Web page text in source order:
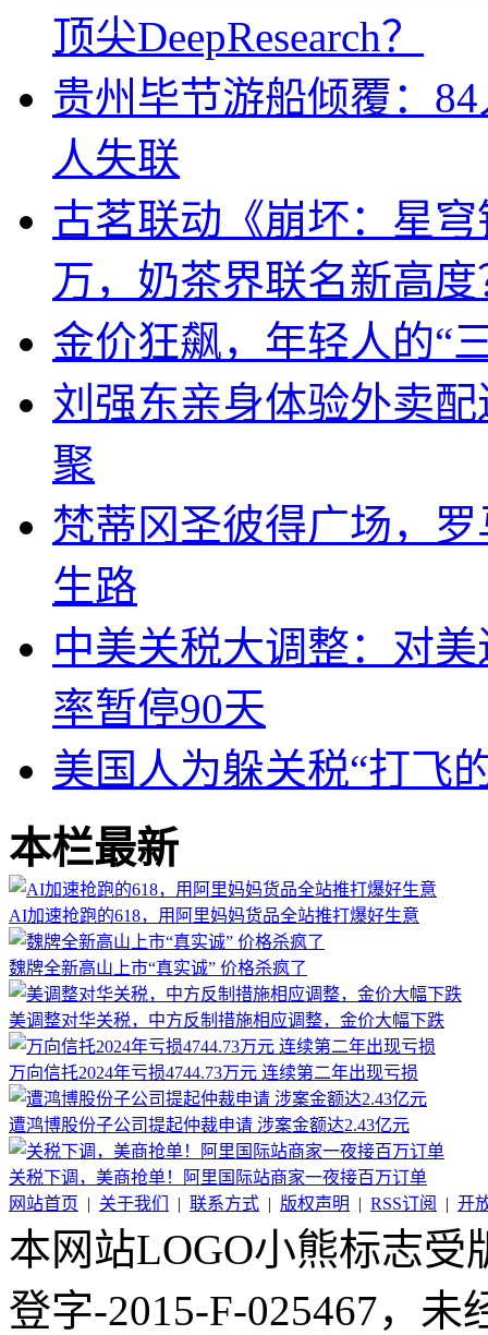
顶尖DeepResearch？
贵州毕节游船倾覆：
人失联
古茗联动《崩坏：星
万，奶茶界联名新高度
金价狂飙，年轻人的“
刘强东亲身体验外卖
聚
梵蒂冈圣彼得广场，
生路
中美关税大调整：对
率暂停90天
美国人为躲关税“打飞
本栏最新
AI加速抢跑的618，用阿里妈妈货品全站推打爆好生意
魏牌全新高山上市“真实诚” 价格杀疯了
美调整对华关税，中方反制措施相应调整，金价大幅下跌
万向信托2024年亏损4744.73万元 连续第二年出现亏损
遭鸿博股份子公司提起仲裁申请 涉案金额达2.43亿元
关税下调，美商抢单！阿里国际站商家一夜接百万订单
网站首页 | 关于我们 | 联系方式 | 版权声明 | RSS订阅 | 开
本网站LOGO小熊标志
登字-2015-F-025467，